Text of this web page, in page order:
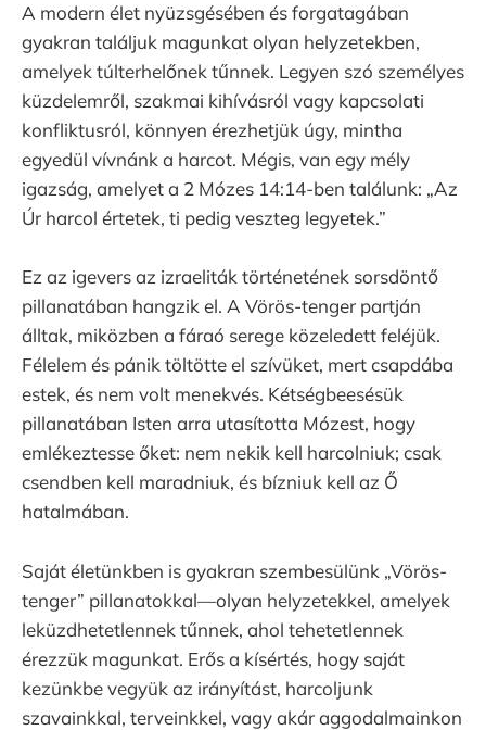
A modern élet nyüzsgésében és forgatagában
gyakran találjuk magunkat olyan helyzetekben,
amelyek túlterhelőnek tűnnek. Legyen szó személyes
küzdelemről, szakmai kihívásról vagy kapcsolati
konfliktusról, könnyen érezhetjük úgy, mintha
egyedül vívnánk a harcot. Mégis, van egy mély
igazság, amelyet a 2 Mózes 14:14-ben találunk: „Az
Úr harcol értetek, ti pedig veszteg legyetek.”
Ez az igevers az izraeliták történetének sorsdöntő
pillanatában hangzik el. A Vörös-tenger partján
álltak, miközben a fáraó serege közeledett feléjük.
Félelem és pánik töltötte el szívüket, mert csapdába
estek, és nem volt menekvés. Kétségbeesésük
pillanatában Isten arra utasította Mózest, hogy
emlékeztesse őket: nem nekik kell harcolniuk; csak
csendben kell maradniuk, és bízniuk kell az Ő
hatalmában.
Saját életünkben is gyakran szembesülünk „Vörös-
tenger” pillanatokkal—olyan helyzetekkel, amelyek
leküzdhetetlennek tűnnek, ahol tehetetlennek
érezzük magunkat. Erős a kísértés, hogy saját
kezünkbe vegyük az irányítást, harcoljunk
szavainkkal, terveinkkel, vagy akár aggodalmainkon